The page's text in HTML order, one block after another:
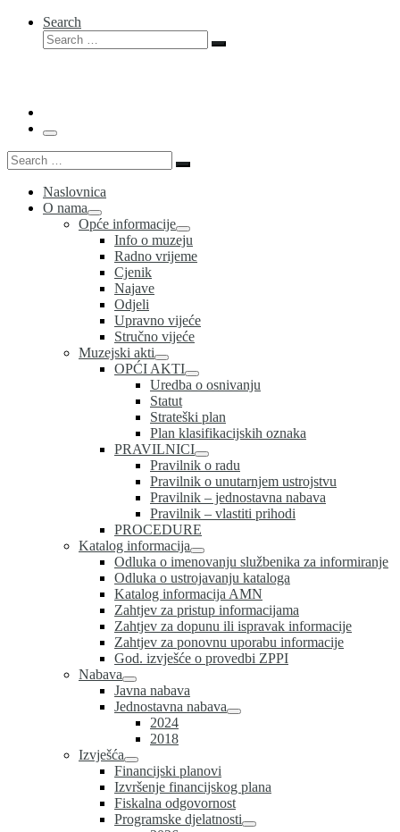
Search
Search
Search
Menu
Search
Search
Naslovnica
O nama
Opće informacije
Info o muzeju
Radno vrijeme
Cjenik
Najave
Odjeli
Upravno vijeće
Stručno vijeće
Muzejski akti
OPĆI AKTI
Uredba o osnivanju
Statut
Strateški plan
Plan klasifikacijskih oznaka
PRAVILNICI
Pravilnik o radu
Pravilnik o unutarnjem ustrojstvu
Pravilnik – jednostavna nabava
Pravilnik – vlastiti prihodi
PROCEDURE
Katalog informacija
Odluka o imenovanju službenika za informiranje
Odluka o ustrojavanju kataloga
Katalog informacija AMN
Zahtjev za pristup informacijama
Zahtjev za dopunu ili ispravak informacije
Zahtjev za ponovnu uporabu informacije
God. izvješće o provedbi ZPPI
Nabava
Javna nabava
Jednostavna nabava
2024
2018
Izvješća
Financijski planovi
Izvršenje financijskog plana
Fiskalna odgovornost
Programske djelatnosti